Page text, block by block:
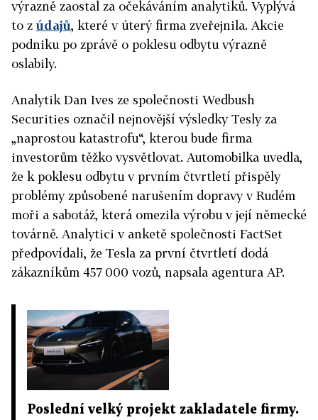
výrazně zaostal za očekáváním analytiků. Vyplývá
to zúdajů, které v úterý firma zveřejnila. Akcie
podniku po zprávě o poklesu odbytu výrazně
oslabily.
Analytik Dan Ives ze společnosti Wedbush
Securities označil nejnovější výsledkyTeslyza
„naprostou katastrofu“, kterou bude firma
investorům těžko vysvětlovat. Automobilka uvedla,
že k poklesu odbytu v prvním čtvrtletí přispěly
problémy způsobené narušením dopravy v Rudém
moři a sabotáž, která omezila výrobu v její německé
továrně. Analytici v anketě společnosti FactSet
předpovídali, že Tesla za první čtvrtletí dodá
zákazníkům 457 000 vozů, napsala agentura AP.
Poslední velký projekt zakladatele firmy.